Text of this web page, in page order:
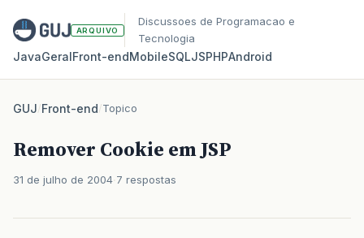
ARQUIVO
Discussoes de Programacao e
Tecnologia
JavaGeralFront‑endMobileSQLJSPHPAndroid
GUJ/Front-end/Topico
Remover Cookie em JSP
31 de julho de 2004 7 respostas